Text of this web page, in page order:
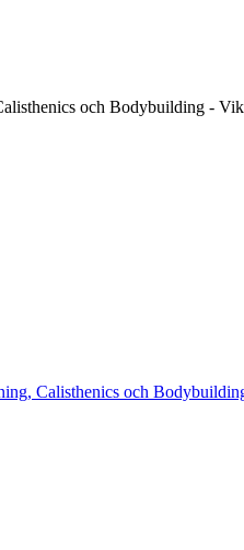
och Bodybuilding -
Calisthenics och